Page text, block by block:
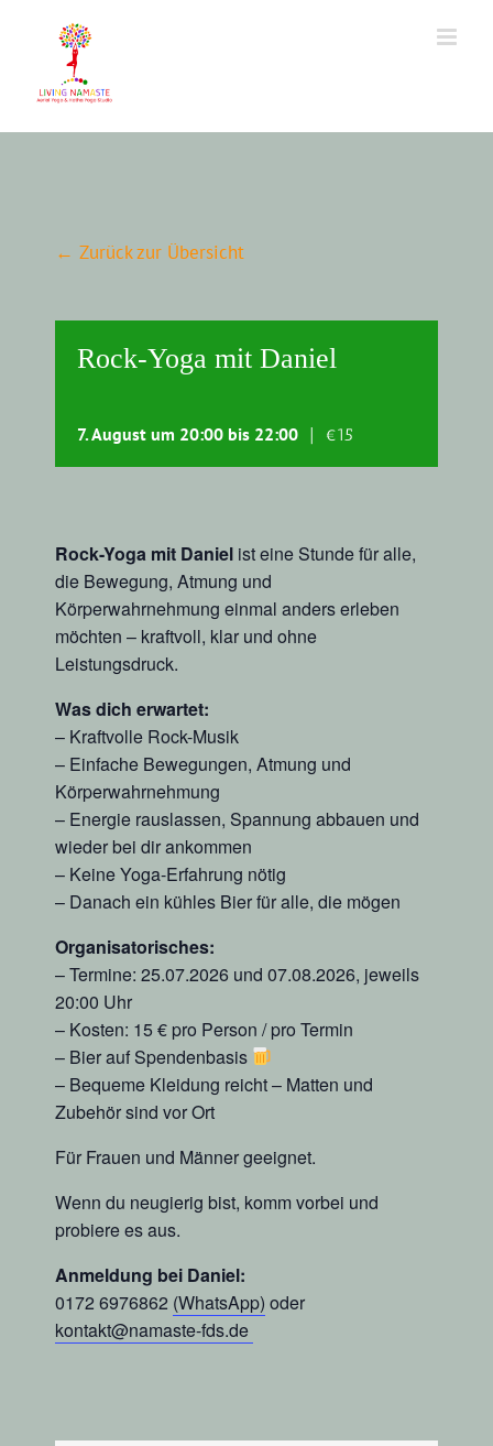
springen
← Zurück zur Übersicht
Rock-Yoga mit Daniel
7. August um 20:00 bis 22:00 | €15
Rock-Yoga mit Daniel ist eine Stunde für alle,
die Bewegung, Atmung und
Körperwahrnehmung einmal anders erleben
möchten – kraftvoll, klar und ohne
Leistungsdruck.
Was dich erwartet:
– Kraftvolle Rock-Musik
– Einfache Bewegungen, Atmung und
Körperwahrnehmung
– Energie rauslassen, Spannung abbauen und
wieder bei dir ankommen
– Keine Yoga-Erfahrung nötig
– Danach ein kühles Bier für alle, die mögen
Organisatorisches:
– Termine: 25.07.2026 und 07.08.2026, jeweils
20:00 Uhr
– Kosten: 15 € pro Person / pro Termin
– Bier auf Spendenbasis
– Bequeme Kleidung reicht – Matten und
Zubehör sind vor Ort
Für Frauen und Männer geeignet.
Wenn du neugierig bist, komm vorbei und
probiere es aus.
Anmeldung bei Daniel:
0172 6976862 (WhatsApp) oder
kontakt@namaste-fds.de